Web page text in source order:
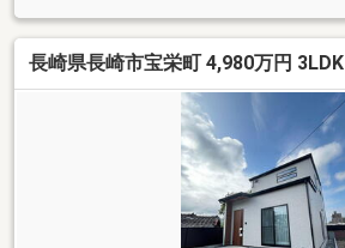
長崎県長崎市宝栄町 4,980万円 3LDK